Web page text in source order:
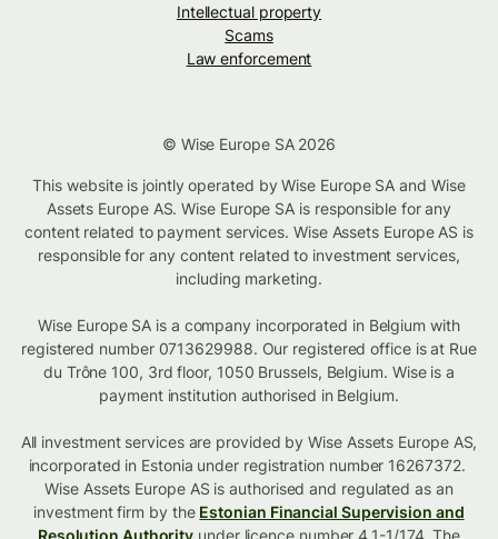
Intellectual property
Scams
Law enforcement
© Wise Europe SA 2026
This website is jointly operated by Wise Europe SA and Wise
Assets Europe AS. Wise Europe SA is responsible for any
content related to payment services. Wise Assets Europe AS is
responsible for any content related to investment services,
including marketing.
Wise Europe SA is a company incorporated in Belgium with
registered number 0713629988. Our registered office is at Rue
du Trône 100, 3rd floor, 1050 Brussels, Belgium. Wise is a
payment institution authorised in Belgium.
All investment services are provided by Wise Assets Europe AS,
incorporated in Estonia under registration number 16267372.
Wise Assets Europe AS is authorised and regulated as an
investment firm by the Estonian Financial Supervision and
Resolution Authority under licence number 4.1-1/174. The